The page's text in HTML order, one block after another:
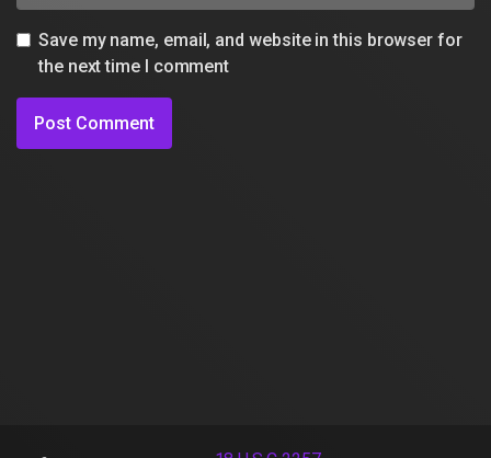
Save my name, email, and website in this browser for
the next time I comment